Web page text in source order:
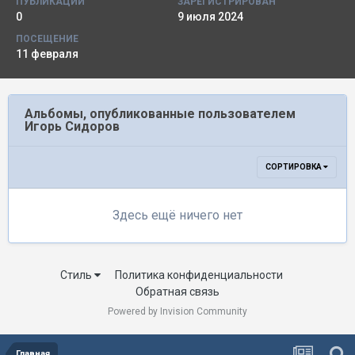
0 9 июля 2024
ПОСЕЩЕНИЕ
11 февраля
Альбомы, опубликованные пользователем
Игорь Сидоров
СОРТИРОВКА
Здесь ещё ничего нет
Стиль
Политика конфиденциальности
Обратная связь
Powered by Invision Community